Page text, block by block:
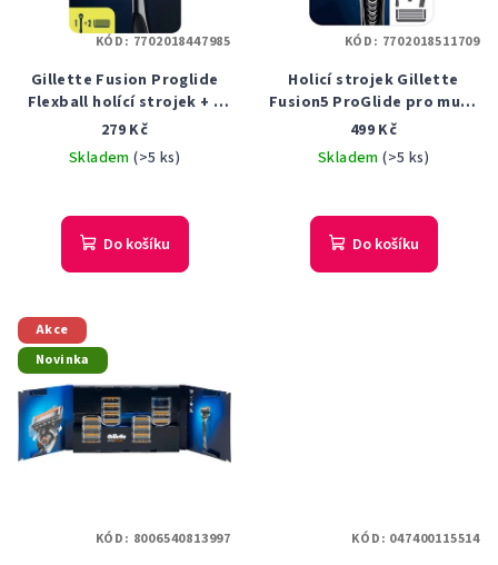
Gillette Fusion Proglide
Flexball holící strojek + 2
náhradní hlavice
279 Kč
Skladem(>5 ks)
Do košíku
KÓD: 7702018447985
Holicí strojek Gillette
Fusion5 ProGlide pro muže
+ 7 náhradních břitů
499 Kč
Skladem(>5 ks)
Do košíku
KÓD: 7702018511709
Akce
Novinka
KÓD: 8006540813997 KÓD: 047400115514